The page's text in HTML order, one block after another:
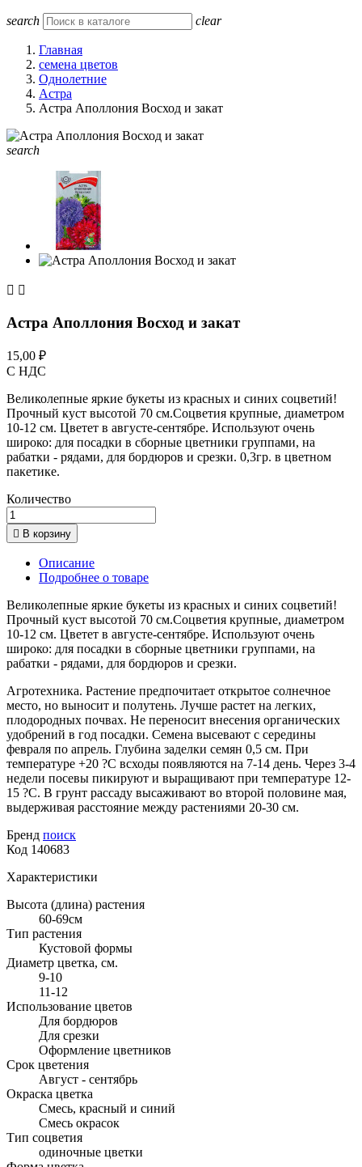
search clear
Главная
семена цветов
Однолетние
Астра
Астра Аполлония Восход и закат
search
 
Астра Аполлония Восход и закат
15,00 ₽
С НДС
Великолепные яркие букеты из красных и синих соцветий!
Прочный куст высотой 70 см.Соцветия крупные, диаметром
10-12 см. Цветет в августе-сентябре. Используют очень
широко: для посадки в сборные цветники группами, на
рабатки - рядами, для бордюров и срезки. 0,3гр. в цветном
пакетике.
Количество
 В корзину
Описание
Подробнее о товаре
Великолепные яркие букеты из красных и синих соцветий!
Прочный куст высотой 70 см.Соцветия крупные, диаметром
10-12 см. Цветет в августе-сентябре. Используют очень
широко: для посадки в сборные цветники группами, на
рабатки - рядами, для бордюров и срезки.
Агротехника. Растение предпочитает открытое солнечное
место, но выносит и полутень. Лучше растет на легких,
плодородных почвах. Не переносит внесения органических
удобрений в год посадки. Семена высевают с середины
февраля по апрель. Глубина заделки семян 0,5 см. При
температуре +20 ?C всходы появляются на 7-14 день. Через 3-4
недели посевы пикируют и выращивают при температуре 12-
15 ?C. В грунт рассаду высаживают во второй половине мая,
выдерживая расстояние между растениями 20-30 см.
Бренд поиск
Код 140683
Характеристики
Высота (длина) растения
60-69см
Тип растения
Кустовой формы
Диаметр цветка, см.
9-10
11-12
Использование цветов
Для бордюров
Для срезки
Оформление цветников
Срок цветения
Август - сентябрь
Окраска цветка
Смесь, красный и синий
Смесь окрасок
Тип соцветия
одиночные цветки